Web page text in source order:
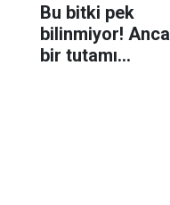
Bu bitki pek
bilinmiyor!
bir tutamı